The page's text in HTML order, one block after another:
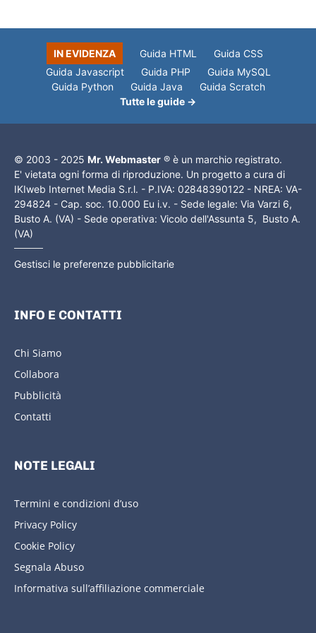
IN EVIDENZA Guida HTML
Guida CSS
Guida Javascript
Guida PHP
Guida MySQL
Guida Python
Guida Java
Guida Scratch
Tutte le guide →
© 2003 - 2025 Mr. Webmaster ® è un marchio registrato.
E' vietata ogni forma di riproduzione. Un progetto a cura di
IKIweb Internet Media S.r.l. - P.IVA: 02848390122 - NREA: VA-
294824 - Cap. soc. 10.000 Eu i.v. - Sede legale: Via Varzi 6,
Busto A. (VA) - Sede operativa: Vicolo dell'Assunta 5, Busto A.
(VA)
Gestisci le preferenze pubblicitarie
INFO E CONTATTI
Chi Siamo
Collabora
Pubblicità
Contatti
NOTE LEGALI
Termini e condizioni d’uso
Privacy Policy
Cookie Policy
Segnala Abuso
Informativa sull’affiliazione commerciale